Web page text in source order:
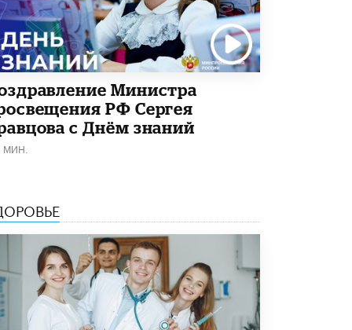
Минпросвещения просят добавить в
школьные учебники примеры женщин-
инженеров
5 ИЮНЯ /УЧЕБНИКИ
Уличенный в списывании школьник
вернул себе призовое место на
олимпиаде через суд
5 ИЮНЯ /ЧТО ПРОИСХОДИТ?
В Общественной палате предложили
шить школьную форму с учетом
национальных традиций регионов
4 ИЮНЯ /ШКОЛЬНИКИ
В Госдуме предложили ввести онлайн-
формат для апелляций ЕГЭ
Министра
РФ Сергея
с Днём знаний
МИН.